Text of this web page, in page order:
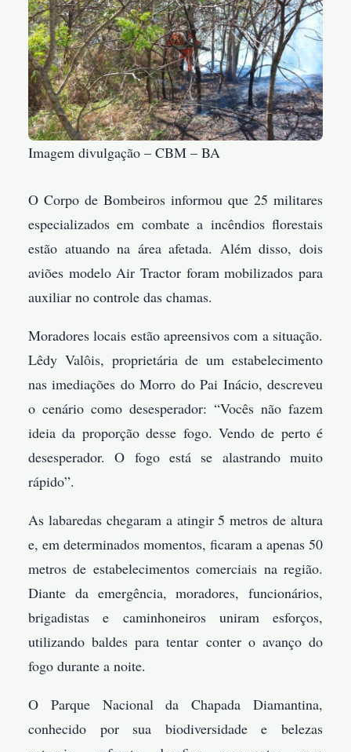
Imagem divulgação – CBM – BA
O Corpo de Bombeiros informou que 25 militares
especializados em combate a incêndios florestais
estão atuando na área afetada. Além disso, dois
aviões modelo Air Tractor foram mobilizados para
auxiliar no controle das chamas.
Moradores locais estão apreensivos com a situação.
Lêdy Valôis, proprietária de um estabelecimento
nas imediações do Morro do Pai Inácio, descreveu
o cenário como desesperador: “Vocês não fazem
ideia da proporção desse fogo. Vendo de perto é
desesperador. O fogo está se alastrando muito
rápido”.
As labaredas chegaram a atingir 5 metros de altura
e, em determinados momentos, ficaram a apenas 50
metros de estabelecimentos comerciais na região.
Diante da emergência, moradores, funcionários,
brigadistas e caminhoneiros uniram esforços,
utilizando baldes para tentar conter o avanço do
fogo durante a noite.
O Parque Nacional da Chapada Diamantina,
conhecido por sua biodiversidade e belezas